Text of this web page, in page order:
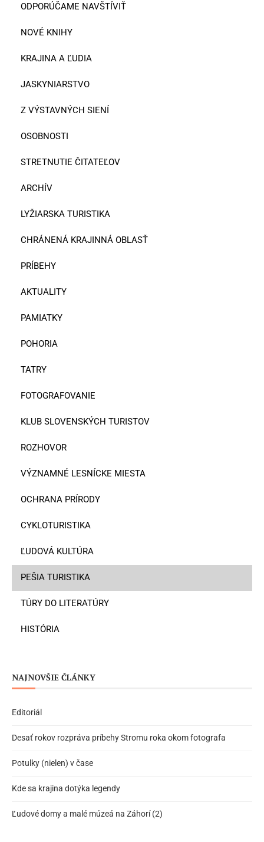
ODPORÚČAME NAVŠTÍVIŤ
NOVÉ KNIHY
KRAJINA A ĽUDIA
JASKYNIARSTVO
Z VÝSTAVNÝCH SIENÍ
OSOBNOSTI
STRETNUTIE ČITATEĽOV
ARCHÍV
LYŽIARSKA TURISTIKA
CHRÁNENÁ KRAJINNÁ OBLASŤ
PRÍBEHY
AKTUALITY
PAMIATKY
POHORIA
TATRY
FOTOGRAFOVANIE
KLUB SLOVENSKÝCH TURISTOV
ROZHOVOR
VÝZNAMNÉ LESNÍCKE MIESTA
OCHRANA PRÍRODY
CYKLOTURISTIKA
ĽUDOVÁ KULTÚRA
PEŠIA TURISTIKA
TÚRY DO LITERATÚRY
HISTÓRIA
NAJNOVŠIE ČLÁNKY
Editoriál
Desať rokov rozpráva príbehy Stromu roka okom fotografa
Potulky (nielen) v čase
Kde sa krajina dotýka legendy
Ľudové domy a malé múzeá na Záhorí (2)